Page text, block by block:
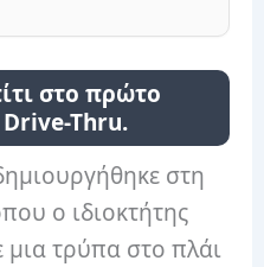
στο πρώτο
Drive-Thru.
στη
ο ιδιοκτήτης
τρύπα στο πλάι